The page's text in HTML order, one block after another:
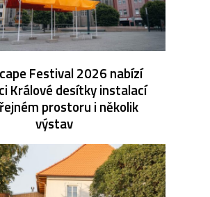
Festival 2026 nabízí
Králové desítky instalací
prostoru i několik
výstav